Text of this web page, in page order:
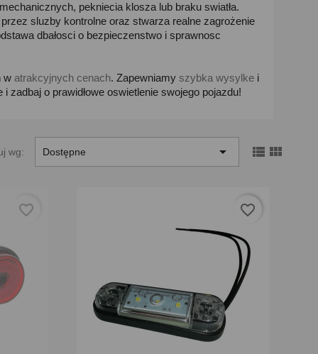
pekniecia klosza lub braku swiatła.
sluzby kontrolne oraz stwarza realne zagrożenie
dbałosci o bezpieczenstwo i sprawnosc
w atrakcyjnych cenach. Zapewniamy szybka wysylke i
o prawidłowe oswietlenie swojego pojazdu!
wg: Dostępne   
favorite_border favorite_border